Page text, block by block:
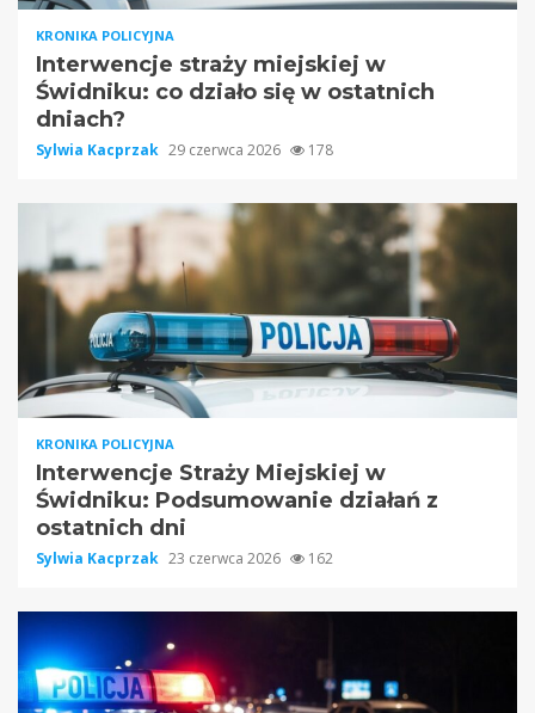
KRONIKA POLICYJNA
Interwencje straży miejskiej w
Świdniku: co działo się w ostatnich
dniach?
Sylwia Kacprzak 29 czerwca 2026 178
KRONIKA POLICYJNA
Interwencje Straży Miejskiej w
Świdniku: Podsumowanie działań z
ostatnich dni
Sylwia Kacprzak 23 czerwca 2026 162